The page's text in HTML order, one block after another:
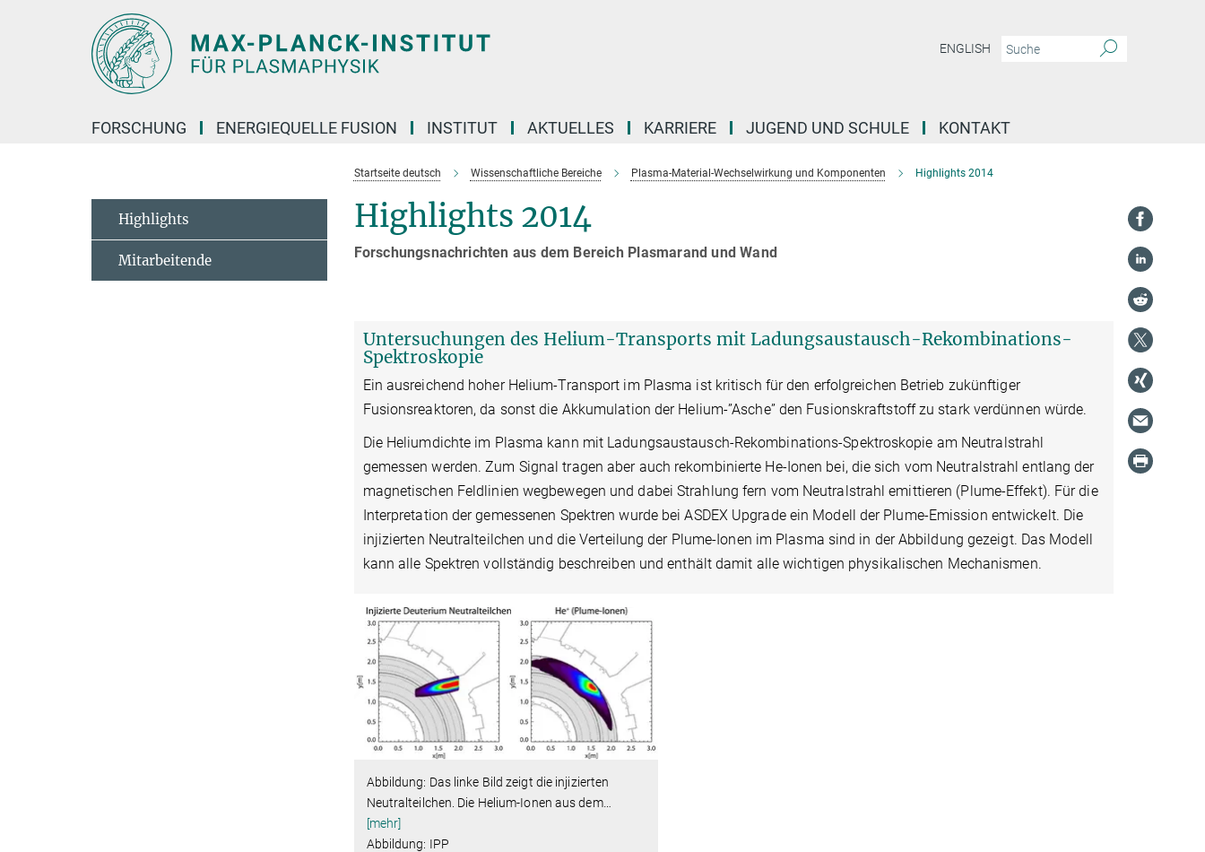
ENGLISH
FORSCHUNG ENERGIEQUELLE FUSION INSTITUT AKTUELLES KARRIERE JUGEND UND SCHULE KONTAKT
Startseite deutsch Wissenschaftliche Bereiche Plasma-Material-Wechselwirkung und Komponenten Highlights 2014
Highlights 2014
Forschungsnachrichten aus dem Bereich Plasmarand und Wand
Untersuchungen des Helium-Transports mit Ladungsaustausch-Rekombinations-
Spektroskopie
Ein ausreichend hoher Helium-Transport im Plasma ist kritisch für den erfolgreichen Betrieb zukünftiger
Fusionsreaktoren, da sonst die Akkumulation der Helium-”Asche” den Fusionskraftstoff zu stark verdünnen würde.
Die Heliumdichte im Plasma kann mit Ladungsaustausch-Rekombinations-Spektroskopie am Neutralstrahl
gemessen werden. Zum Signal tragen aber auch rekombinierte He-Ionen bei, die sich vom Neutralstrahl entlang der
magnetischen Feldlinien wegbewegen und dabei Strahlung fern vom Neutralstrahl emittieren (Plume-Effekt). Für die
Interpretation der gemessenen Spektren wurde bei ASDEX Upgrade ein Modell der Plume-Emission entwickelt. Die
injizierten Neutralteilchen und die Verteilung der Plume-Ionen im Plasma sind in der Abbildung gezeigt. Das Modell
kann alle Spektren vollständig beschreiben und enthält damit alle wichtigen physikalischen Mechanismen.
Abbildung: Das linke Bild zeigt die injizierten
Neutralteilchen. Die Helium-Ionen aus dem…
[mehr]
Abbildung: IPP
Highlights
Mitarbeitende